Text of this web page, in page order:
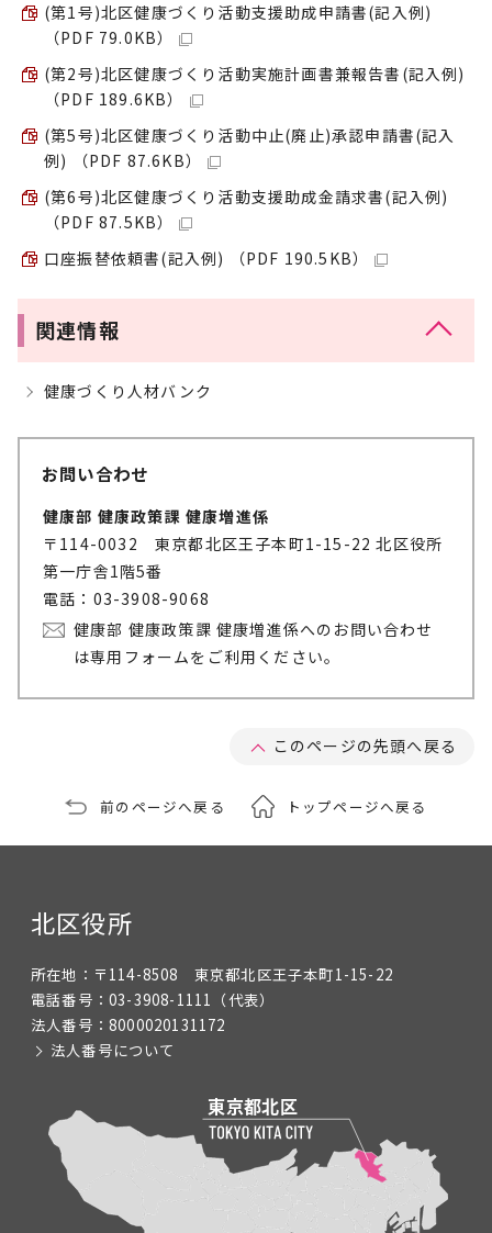
(第1号)北区健康づくり活動支援助成申請書(記入例)
（PDF 79.0KB）
(第2号)北区健康づくり活動実施計画書兼報告書(記入例)
（PDF 189.6KB）
(第5号)北区健康づくり活動中止(廃止)承認申請書(記入
例) （PDF 87.6KB）
(第6号)北区健康づくり活動支援助成金請求書(記入例)
（PDF 87.5KB）
口座振替依頼書(記入例) （PDF 190.5KB）
関連情報
健康づくり人材バンク
お問い合わせ
健康部 健康政策課 健康増進係
〒114-0032 東京都北区王子本町1-15-22 北区役所
第一庁舎1階5番
電話：03-3908-9068
健康部 健康政策課 健康増進係へのお問い合わせ
は専用フォームをご利用ください。
このページの先頭へ戻る
前のページへ戻る トップページへ戻る
北区役所
所在地： 〒114-8508 東京都北区王子本町1-15-22
電話番号： 03-3908-1111 （代表）
法人番号： 8000020131172
法人番号について